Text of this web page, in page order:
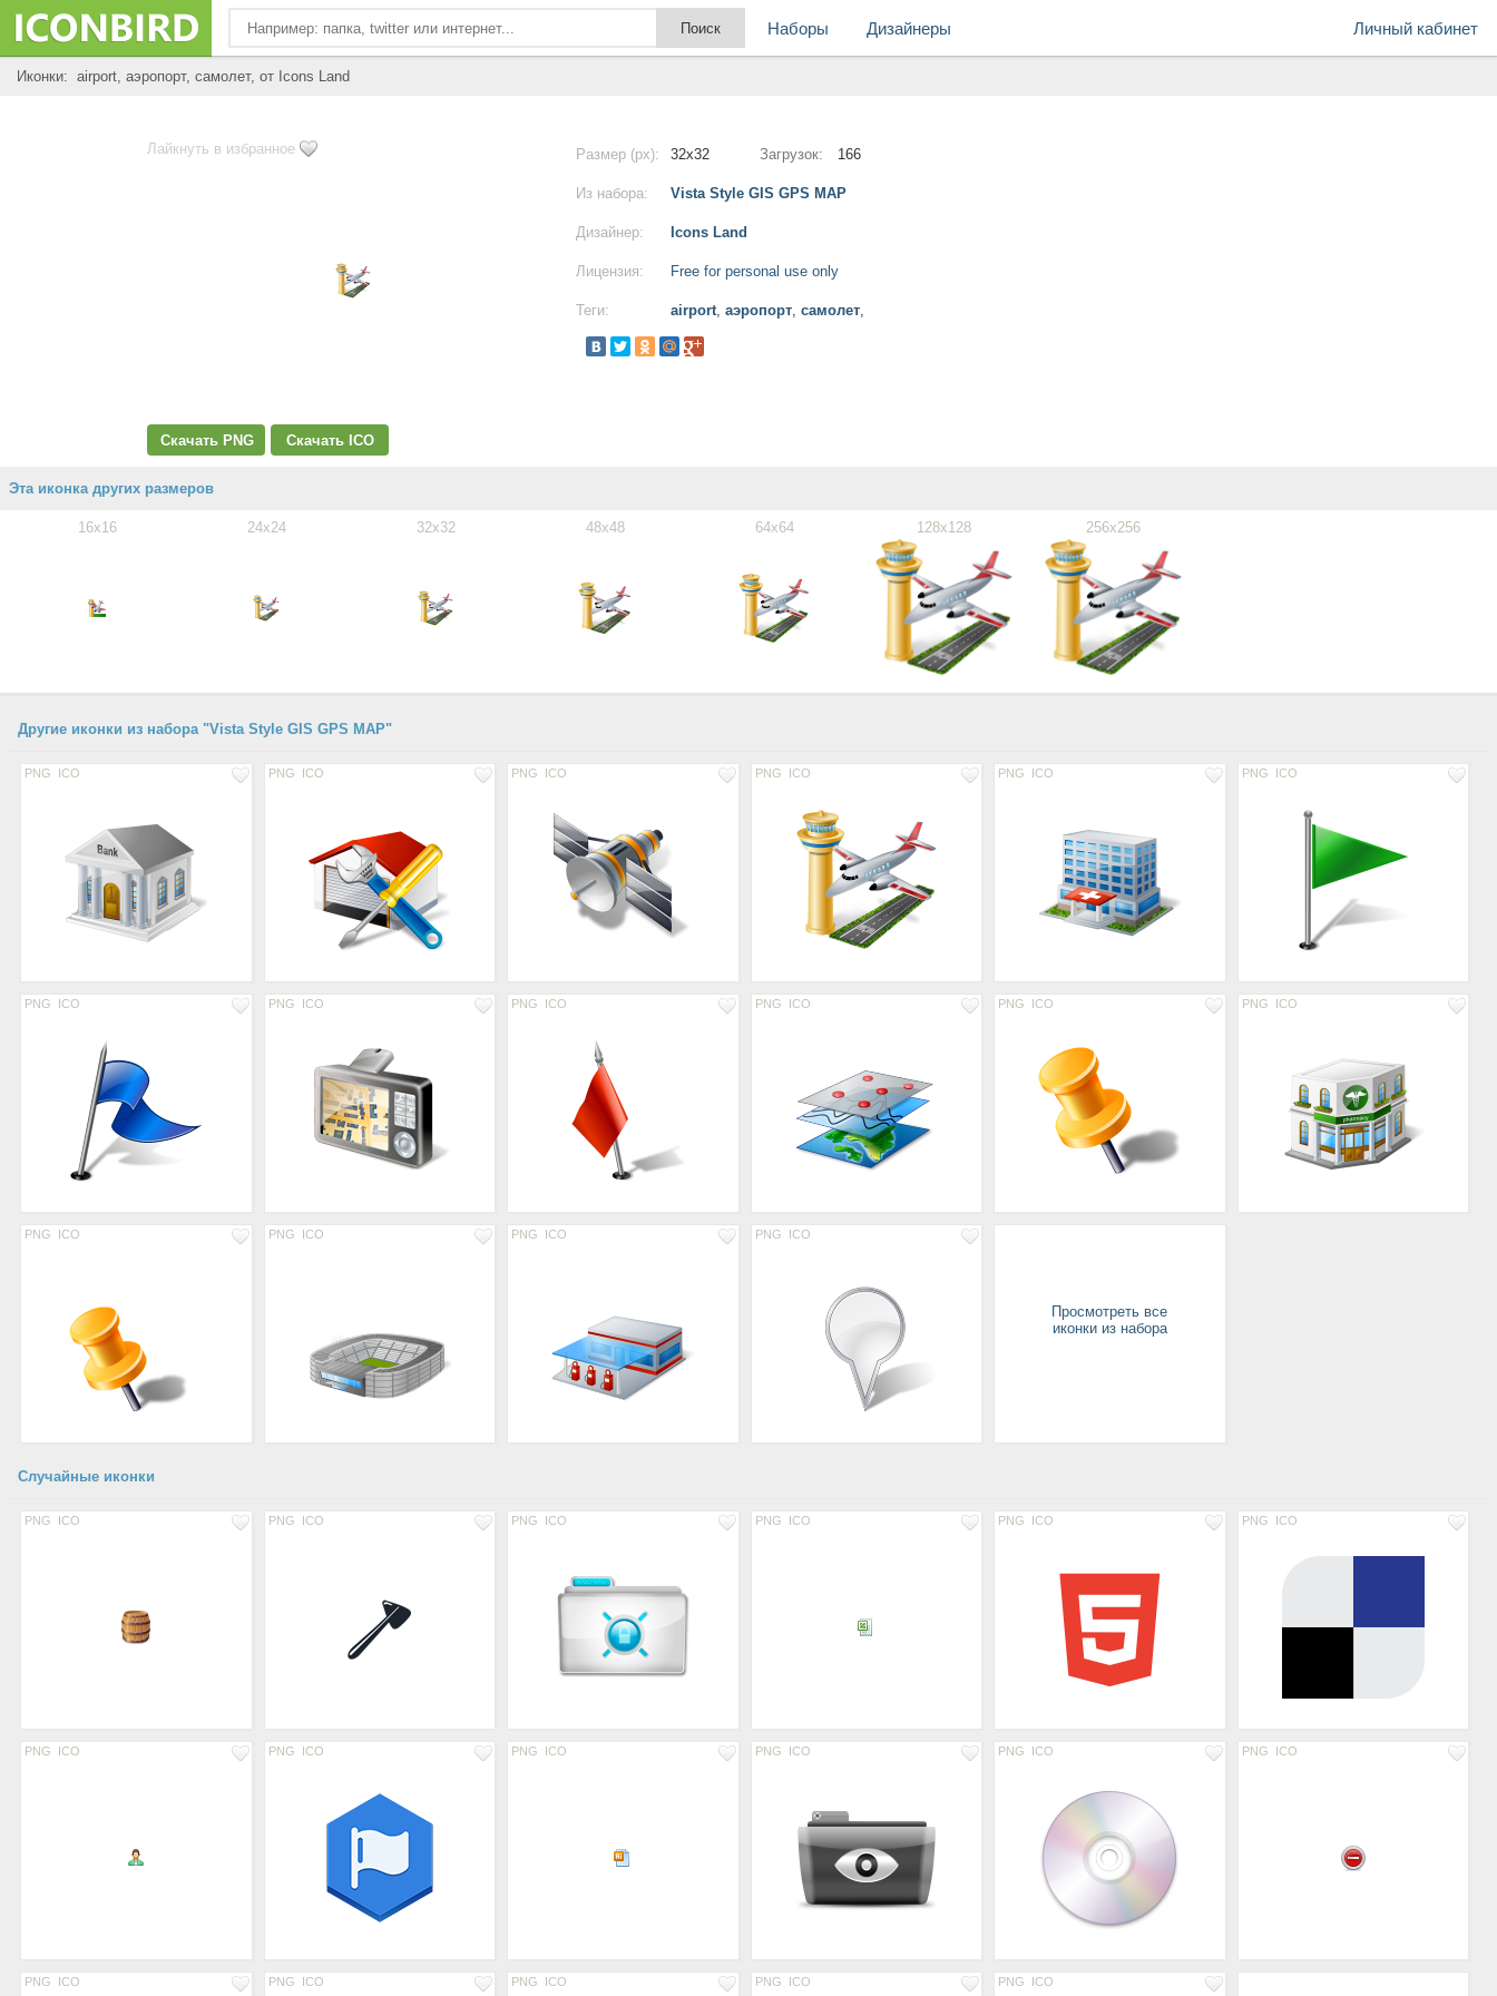
Личный кабинет
Наборы Дизайнеры
Иконки: airport, аэропорт, самолет, от Icons Land
Лайкнуть в избранное
Скачать PNG Скачать ICO
Размер (px): 32x32 Загрузок: 166
Из набора: Vista Style GIS GPS MAP
Дизайнер: Icons Land
Лицензия: Free for personal use only
Теги: airport, аэропорт, самолет,
Эта иконка других размеров
16x16 24x24 32x32 48x48 64x64 128x128 256x256
Другие иконки из набора "Vista Style GIS GPS MAP"
PNG ICO PNG ICO PNG ICO PNG ICO PNG ICO PNG ICO
PNG ICO PNG ICO PNG ICO PNG ICO PNG ICO PNG ICO
PNG ICO PNG ICO PNG ICO PNG ICO
Просмотреть все
иконки из набора
Случайные иконки
PNG ICO PNG ICO PNG ICO PNG ICO PNG ICO PNG ICO
PNG ICO PNG ICO PNG ICO PNG ICO PNG ICO PNG ICO
PNG ICO PNG ICO PNG ICO PNG ICO PNG ICO